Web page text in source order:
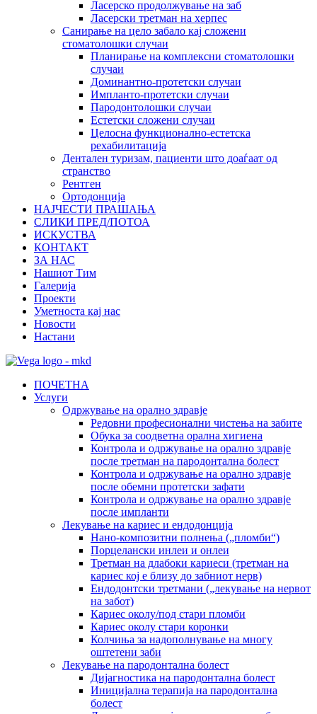
Ласерско продолжување на заб
Ласерски третман на херпес
Санирање на цело забало кај сложени
стоматолошки случаи
Планирање на комплексни стоматолошки
случаи
Доминантно-протетски случаи
Импланто-протетски случаи
Пародонтолошки случаи
Естетски сложени случаи
Целосна функционално-естетска
рехабилитација
Дентален туризам, пациенти што доаѓаат од
странство
Рентген
Ортодонција
НАЈЧЕСТИ ПРАШАЊА
СЛИКИ ПРЕД/ПОТОА
ИСКУСТВА
КОНТАКТ
ЗА НАС
Нашиот Тим
Галерија
Проекти
Уметноста кај нас
Новости
Настани
ПОЧЕТНА
Услуги
Одржување на орално здравје
Редовни професионални чистења на забите
Обука за соодветна орална хигиена
Контрола и одржување на орално здравје
после третман на пародoнтална болест
Контрола и одржување на орално здравје
после обемни протетски зафати
Контрола и одржување на орално здравје
после импланти
Лекување на кариес и ендодонција
Нано-композитни полнења („пломби“)
Порцелански инлеи и онлеи
Третман на длабоки кариеси (третман на
кариес кој е близу до забниот нерв)
Ендодонтски третмани („лекување на нервот
на забот)
Кариес околу/под стари пломби
Кариес околу стари коронки
Колчиња за надополнување на многу
оштетени заби
Лекување на пародонтална болест
Дијагностика на пародонтална болест
Иницијална терапија на пародонтална
болест